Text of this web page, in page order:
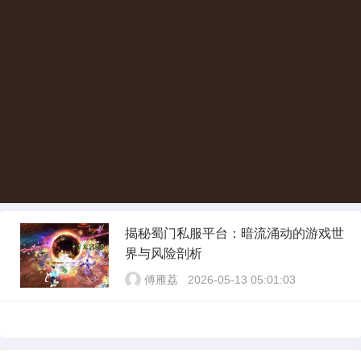
揭秘蜀门私服平台：暗流涌动的游戏世
界与风险剖析
傅雁荔 2026-05-13 05:01:03